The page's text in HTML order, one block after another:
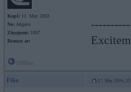
Kopš: 11. May 2003
No: Jelgava
Ziņojumi: 1897
Braucu ar:
Fiko 17. May 2004,